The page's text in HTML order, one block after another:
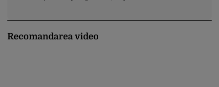
Recomandarea video